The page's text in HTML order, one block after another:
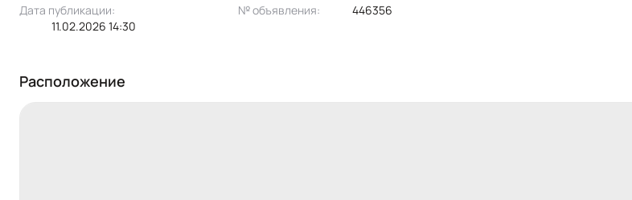
Дата публикации:
11.02.2026 14:30
№ объявления: 446356
Расположение